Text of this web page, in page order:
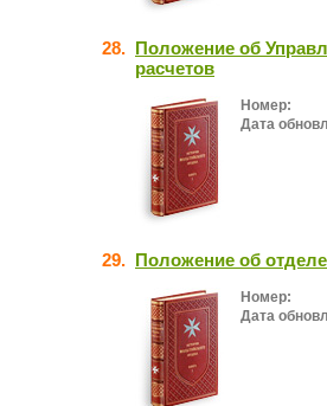
28. Положение об
расчетов
Номер:
Дата
29. Положение об
Номер:
Дата